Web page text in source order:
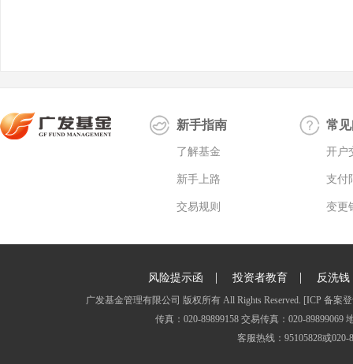
新手指南
了解基金
新手上路
交易规则
常
开户
支付
变更
风险提示函 | 投资者教育 | 反洗钱
广发基金管理有限公司 版权所有 All Rights Reserved. [ICP 备案
传真：020-89899158 交易传真：020-
客服热线：95105828或020-